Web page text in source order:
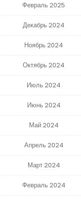
Февраль 2025
Декабрь 2024
Ноябрь 2024
Октябрь 2024
Июль 2024
Июнь 2024
Май 2024
Апрель 2024
Март 2024
Февраль 2024